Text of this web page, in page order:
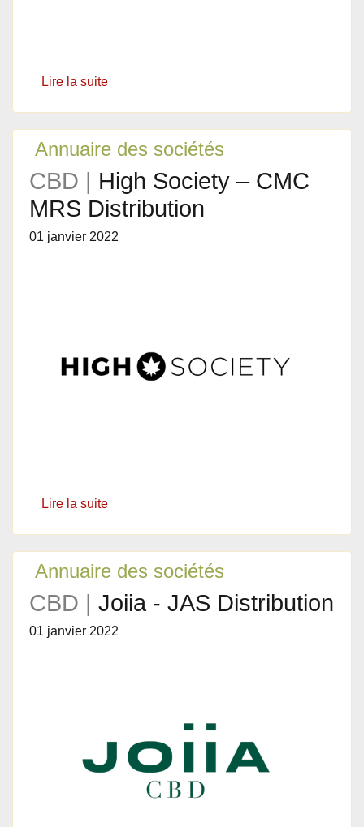
Lire la suite
Annuaire des sociétés
CBD | High Society – CMC
MRS Distribution
01 janvier 2022
Lire la suite
Annuaire des sociétés
CBD | Joiia - JAS Distribution
01 janvier 2022